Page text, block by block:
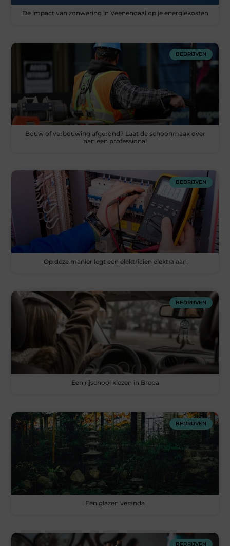
De impact van zonwering in Veenendaal op je energiekosten
BEDRIJVEN
Bouw of verbouwing afgerond? Laat de schoonmaak over
aan een professional
BEDRIJVEN
Op deze manier legt een elektricien elektra aan
BEDRIJVEN
Een rijschool kiezen in Breda
BEDRIJVEN
Een glazen veranda
BEDRIJVEN